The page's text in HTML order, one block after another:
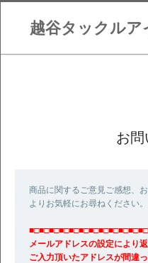
越谷タックルア
お
商品に関するご意見ご感想、
よりお気軽にお尋ねください。
メールアドレスの設定により
ご入力頂いたアドレスが間違